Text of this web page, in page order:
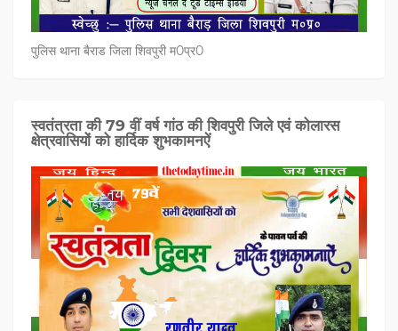
पुलिस थाना बैराड जिला शिवपुरी म0प्र0
स्वतंत्रता की 79 वीं वर्ष गांठ की शिवपुरी जिले एवं कोलारस
क्षेत्रवासियों को हार्दिक शुभकामनऐं